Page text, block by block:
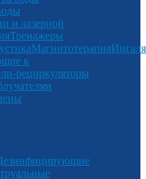
и лазерной
Тренажеры
Магнитотерапия
к
рециркуляторы